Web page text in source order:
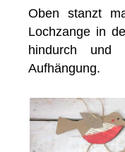
Oben stanzt
Lochzange in
hindurch und
Aufhängung.